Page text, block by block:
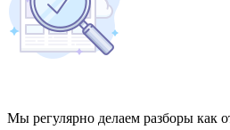
Мы регулярно делаем разборы как